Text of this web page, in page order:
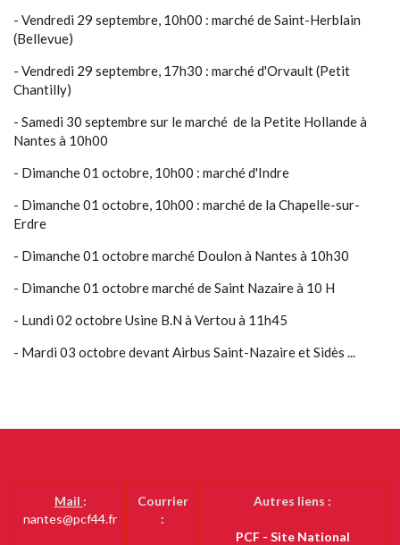
- Vendredi 29 septembre, 10h00 : marché de Saint-Herblain
(Bellevue)
- Vendredi 29 septembre, 17h30 : marché d'Orvault (Petit
Chantilly)
- Samedi 30 septembre sur le marché de la Petite Hollande à
Nantes à 10h00
- Dimanche 01 octobre, 10h00 : marché d'Indre
- Dimanche 01 octobre, 10h00 : marché de la Chapelle-sur-
Erdre
- Dimanche 01 octobre marché Doulon à Nantes à 10h30
- Dimanche 01 octobre marché de Saint Nazaire à 10 H
- Lundi 02 octobre Usine B.N à Vertou à 11h45
- Mardi 03 octobre devant Airbus Saint-Nazaire et Sidès ...
Mail :
nantes@pcf44.fr
Courrier
:
Autres liens :
PCF - Site National